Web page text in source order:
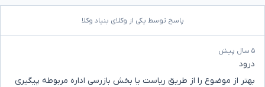
پاسخ توسط یکی از وکلای بنیاد وکلا
۵ سال پیش
درود
بهتر از موضوع را از طریق ریاست یا بخش بازرسی اداره مربوطه پیگیری